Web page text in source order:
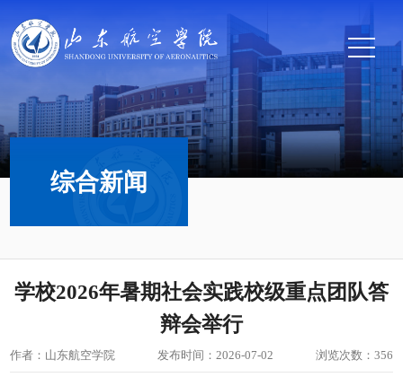
综合新闻
学校2026年暑期社会实践校级重点团队答
辩会举行
作者：山东航空学院 发布时间：2026-07-02 浏览次数： 356